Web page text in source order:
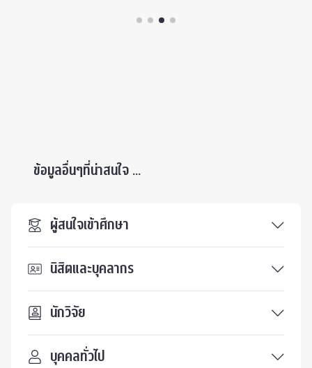
ข้อมูลอื่นๆที่น่าสนใจ ...
ผู้สนใจเข้าศึกษา
นิสิตและบุคลากร
นักวิจัย
บุคคลทั่วไป